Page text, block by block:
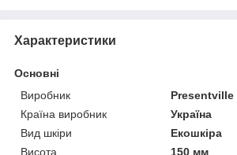
Характеристики
Основні
Виробник
Presentville
Країна виробник
Україна
Вид шкіри
Екошкіра
Висота
150 мм